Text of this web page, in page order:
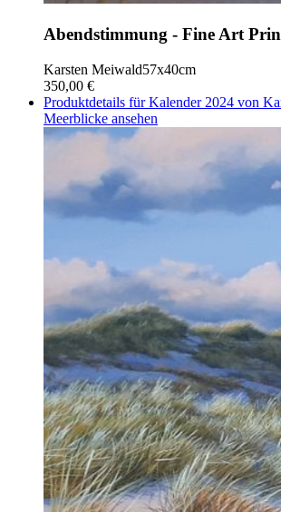
Abendstimmung - Fine Art
Karsten Meiwald57x40cm
350,00 €
Produktdetails für Kalender 2024 von
Meerblicke ansehen